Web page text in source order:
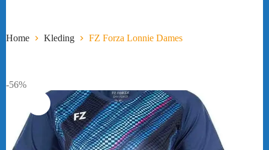
Home Kleding FZ Forza Lonnie Dames
-56%